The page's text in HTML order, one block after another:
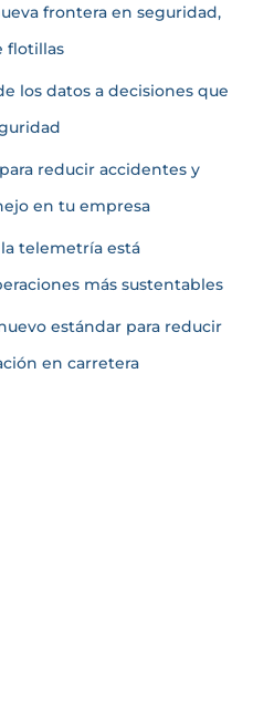
frontera en seguridad,
flotillas
los datos a decisiones que
reducir accidentes y
en tu empresa
telemetría está
más sustentables
estándar para reducir
en carretera